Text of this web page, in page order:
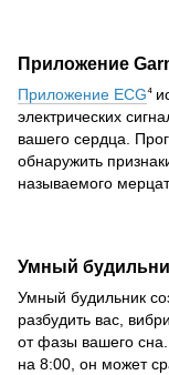
Приложение
Приложение ECG4
электрических
вашего сердца.
обнаружить
называемого
Умный
Умный будильник
разбудить вас,
от фазы вашего
на 8:00, он может